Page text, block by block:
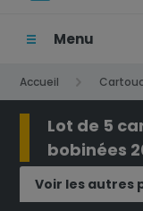
Menu
Accueil
Cartouche anti-
Lot de 5 cartouches
Lot de 5
bobinées
Voir les autres